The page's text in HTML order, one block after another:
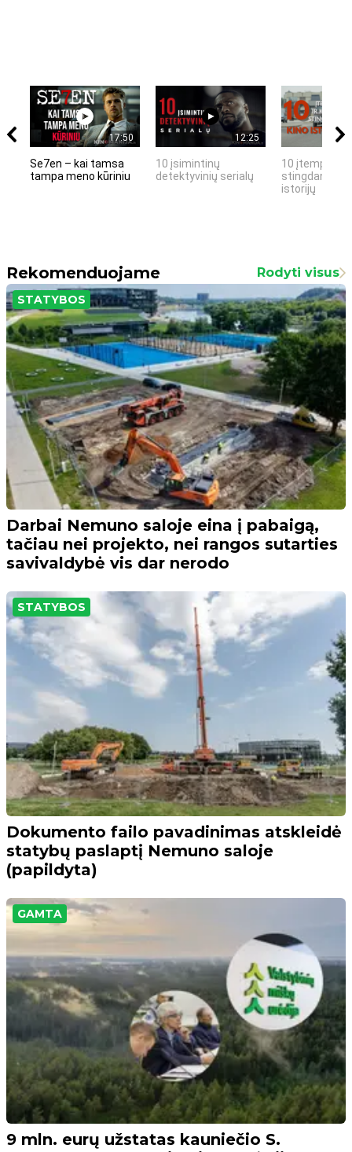
17:50
Se7en – kai tamsa
tampa meno kūriniu
12:25
10 įsimintinų
detektyvinių serialų
10 įtemptų,
stingdančių
istorijų
Rekomenduojame Rodyti visus
STATYBOS
Darbai Nemuno saloje eina į pabaigą,
tačiau nei projekto, nei rangos sutarties
savivaldybė vis dar nerodo
STATYBOS
Dokumento failo pavadinimas atskleidė
statybų paslaptį Nemuno saloje
(papildyta)
GAMTA
9 mln. eurų užstatas kauniečio S.